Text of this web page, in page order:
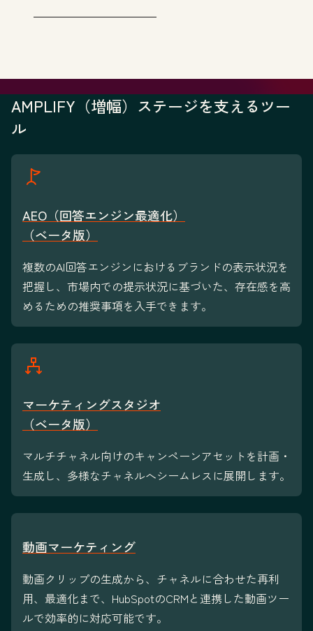
AMPLIFY（増幅）ステージを支えるツー
ル
AEO（回答エンジン最適化）
（ベータ版）
複数のAI回答エンジンにおけるブランドの表示状況を
把握し、市場内での提示状況に基づいた、存在感を高
めるための推奨事項を入手できます。
マーケティングスタジオ
（ベータ版）
マルチチャネル向けのキャンペーンアセットを計画・
生成し、多様なチャネルへシームレスに展開します。
動画マーケティング
動画クリップの生成から、チャネルに合わせた再利
用、最適化まで、HubSpotのCRMと連携した動画ツー
ルで効率的に対応可能です。